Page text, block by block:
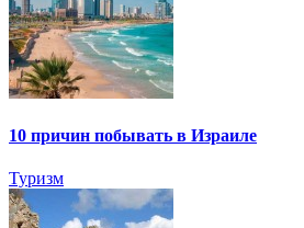
10 причин побывать в Израиле
Туризм